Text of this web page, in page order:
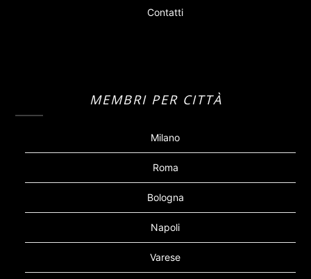
Contatti
MEMBRI PER CITTÀ
Milano
Roma
Bologna
Napoli
Varese